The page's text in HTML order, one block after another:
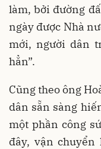
làm, bởi đường
ngày được Nhà
mới, người dân
hẳn”.
Cũng theo ông
dân sẵn sàng
một phần công
đây, vận